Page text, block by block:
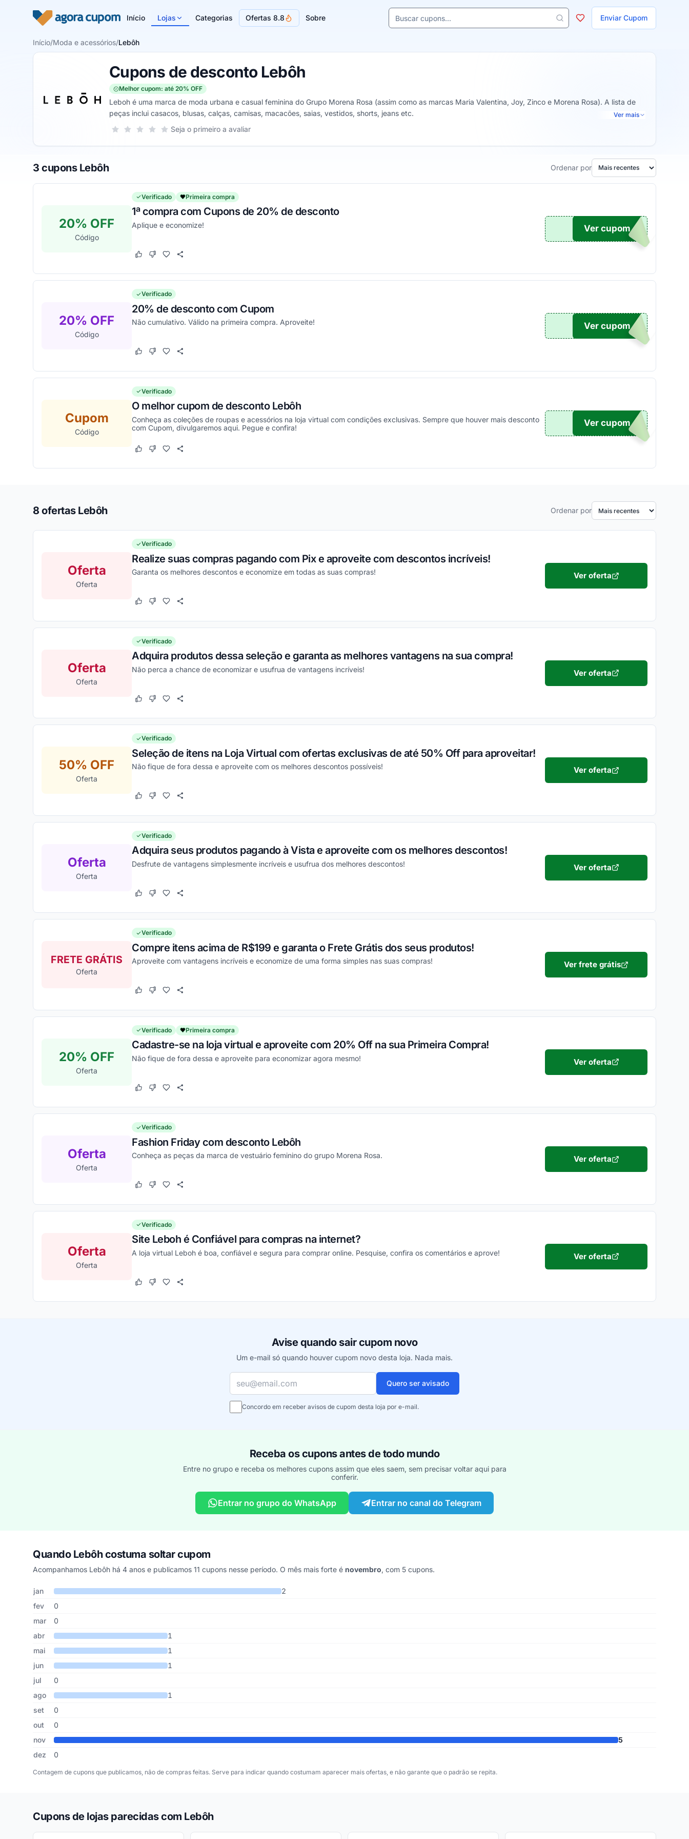
Início Lojas Categorias Ofertas 8.8 Sobre Enviar Cupom
Buscar cupons e lojas
Início/Moda e acessórios/Lebôh
Cupons de desconto Lebôh
Melhor cupom: até 20% OFF
Leboh é uma marca de moda urbana e casual feminina do Grupo Morena Rosa (assim como as marcas Maria Valentina, Joy, Zinco e Morena Rosa). A lista de
peças inclui casacos, blusas, calças, camisas, macacões, saias, vestidos, shorts, jeans etc.
Ver mais
Sua nota para Lebôh, de 1 a 5 estrelas
5 estrelas
4 estrelas
3 estrelas
2 estrelas
1 estrela Seja o primeiro a avaliar
3 cupons Lebôh Ordenar por
20% OFF
Código
Verificado Primeira compra
1ª compra com Cupons de 20% de desconto
Aplique e economize!
Este cupom funcionou
Este cupom não funcionou
TLBH
Ver cupom
20% OFF
Código
Verificado
20% de desconto com Cupom
Não cumulativo. Válido na primeira compra. Aproveite!
Este cupom funcionou
Este cupom não funcionou
ALBH
Ver cupom
Cupom
Código
Verificado
O melhor cupom de desconto Lebôh
Conheça as coleções de roupas e acessórios na loja virtual com condições exclusivas. Sempre que houver mais desconto
com Cupom, divulgaremos aqui. Pegue e confira!
Este cupom funcionou
Este cupom não funcionou
TICO
Ver cupom
8 ofertas Lebôh Ordenar por
Oferta
Oferta
Verificado
Realize suas compras pagando com Pix e aproveite com descontos incríveis!
Garanta os melhores descontos e economize em todas as suas compras!
Este cupom funcionou
Este cupom não funcionou
Ver oferta
Oferta
Oferta
Verificado
Adquira produtos dessa seleção e garanta as melhores vantagens na sua compra!
Não perca a chance de economizar e usufrua de vantagens incríveis!
Este cupom funcionou
Este cupom não funcionou
Ver oferta
50% OFF
Oferta
Verificado
Seleção de itens na Loja Virtual com ofertas exclusivas de até 50% Off para aproveitar!
Não fique de fora dessa e aproveite com os melhores descontos possíveis!
Este cupom funcionou
Este cupom não funcionou
Ver oferta
Oferta
Oferta
Verificado
Adquira seus produtos pagando à Vista e aproveite com os melhores descontos!
Desfrute de vantagens simplesmente incríveis e usufrua dos melhores descontos!
Este cupom funcionou
Este cupom não funcionou
Ver oferta
FRETE GRÁTIS
Oferta
Verificado
Compre itens acima de R$199 e garanta o Frete Grátis dos seus produtos!
Aproveite com vantagens incríveis e economize de uma forma simples nas suas compras!
Este cupom funcionou
Este cupom não funcionou
Ver frete grátis
20% OFF
Oferta
Verificado Primeira compra
Cadastre-se na loja virtual e aproveite com 20% Off na sua Primeira Compra!
Não fique de fora dessa e aproveite para economizar agora mesmo!
Este cupom funcionou
Este cupom não funcionou
Ver oferta
Oferta
Oferta
Verificado
Fashion Friday com desconto Lebôh
Conheça as peças da marca de vestuário feminino do grupo Morena Rosa.
Este cupom funcionou
Este cupom não funcionou
Ver oferta
Oferta
Oferta
Verificado
Site Leboh é Confiável para compras na internet?
A loja virtual Leboh é boa, confiável e segura para comprar online. Pesquise, confira os comentários e aprove!
Este cupom funcionou
Este cupom não funcionou
Ver oferta
Avise quando sair cupom novo
Um e-mail só quando houver cupom novo desta loja. Nada mais.
Quero ser avisado
Concordo em receber avisos de cupom desta loja por e-mail.
Receba os cupons antes de todo mundo
Entre no grupo e receba os melhores cupons assim que eles saem, sem precisar voltar aqui para
conferir.
Entrar no grupo do WhatsApp Entrar no canal do Telegram
Quando Lebôh costuma soltar cupom
Acompanhamos Lebôh há 4 anos e publicamos 11 cupons nesse período. O mês mais forte é novembro, com 5 cupons.
Cupons de Lebôh publicados por mês, somando os últimos 4 anos
Mês Cupons publicadosDesconto médio
jan
2
fev
0
mar
0
abr
1
mai
1
jun
1
jul
0
ago
1
set
0
out
0
nov
5
dez
0
Contagem de cupons que publicamos, não de compras feitas. Serve para indicar quando costumam aparecer mais ofertas, e não garante que o padrão se repita.
Cupons de lojas parecidas com Lebôh